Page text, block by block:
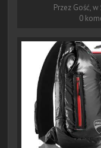
Przez Gość, w
0